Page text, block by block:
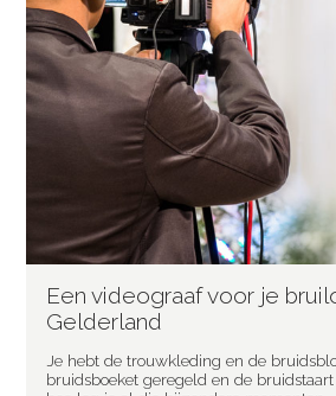
Een videograaf voor je
Gelderland
Je hebt de trouwkleding en de
bruidsboeket geregeld en de